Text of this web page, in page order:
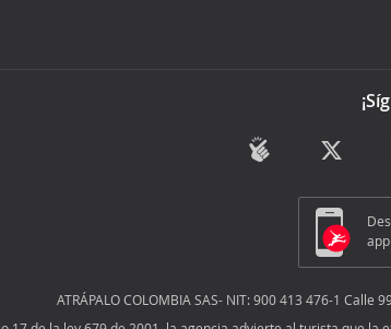
ATRÁPALO COLOMBIA SAS- NIT: 900 413 476-1